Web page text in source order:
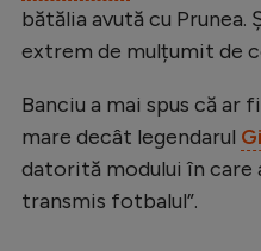
bătălia avută cu Prunea.
extrem de mulțumit de
Banciu a mai spus că
mare decât legendarul
datorită modului în care
transmis fotbalul”.